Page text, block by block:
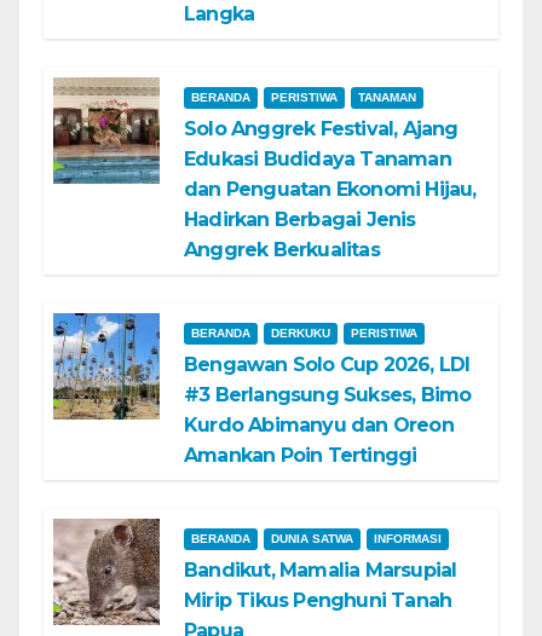
Langka
BERANDA PERISTIWA TANAMAN
Solo Anggrek Festival, Ajang
Edukasi Budidaya Tanaman
dan Penguatan Ekonomi Hijau,
Hadirkan Berbagai Jenis
Anggrek Berkualitas
BERANDA DERKUKU PERISTIWA
Bengawan Solo Cup 2026, LDI
#3 Berlangsung Sukses, Bimo
Kurdo Abimanyu dan Oreon
Amankan Poin Tertinggi
BERANDA DUNIA SATWA INFORMASI
Bandikut, Mamalia Marsupial
Mirip Tikus Penghuni Tanah
Papua